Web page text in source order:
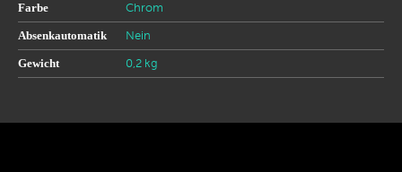
Farbe Chrom
Absenkautomatik Nein
Gewicht 0,2 kg